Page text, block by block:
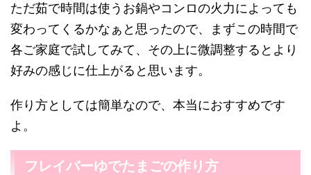
ただ茹で時間は使うお鍋やコンロの火力によっても
変わってくるかなぁと思ったので、まずこの時間で
各ご家庭で試してみて、その上に微調整するとより
好みの感じに仕上がると思います。
作り方としては簡単なので、本当におすすめです
よ。
フレイバーゆでたまごの作り方